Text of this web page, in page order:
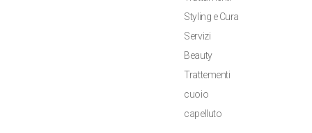
Styling e Cura
Servizi
Beauty
Trattementi
cuoio
capelluto